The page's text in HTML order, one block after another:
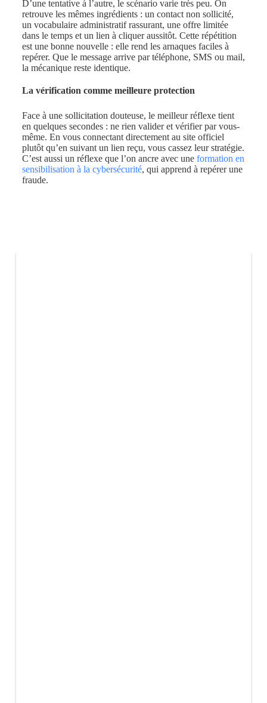
D’une tentative à l’autre, le scénario varie très peu. On
retrouve les mêmes ingrédients : un contact non sollicité,
un vocabulaire administratif rassurant, une offre limitée
dans le temps et un lien à cliquer aussitôt. Cette répétition
est une bonne nouvelle : elle rend les arnaques faciles à
repérer. Que le message arrive par téléphone, SMS ou mail,
la mécanique reste identique.
La vérification comme meilleure protection
Face à une sollicitation douteuse, le meilleur réflexe tient
en quelques secondes : ne rien valider et vérifier par vous-
même. En vous connectant directement au site officiel
plutôt qu’en suivant un lien reçu, vous cassez leur stratégie.
C’est aussi un réflexe que l’on ancre avec une formation en
sensibilisation à la cybersécurité, qui apprend à repérer une
fraude.